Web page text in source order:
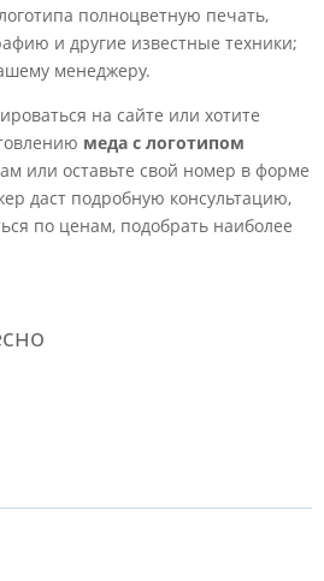
полноцветную печать,
и другие известные техники;
менеджеру.
на сайте или хотите
меда с логотипом
или оставьте свой номер в форме
даст подробную консультацию,
по ценам, подобрать наиболее